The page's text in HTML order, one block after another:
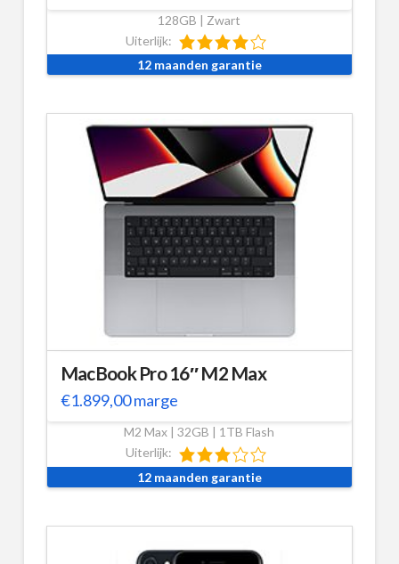
128GB | Zwart
Uiterlijk:
12 maanden garantie
MacBook Pro 16″ M2 Max
€1.899,00marge
M2 Max | 32GB | 1TB Flash
Uiterlijk:
12 maanden garantie